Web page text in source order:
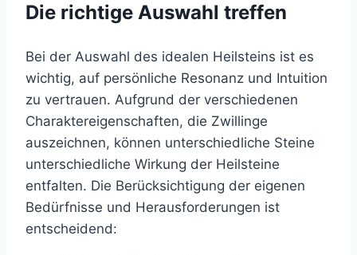
Die richtige Auswahl treffen
Bei der Auswahl des idealen Heilsteins ist es
wichtig, auf persönliche Resonanz und Intuition
zu vertrauen. Aufgrund der verschiedenen
Charaktereigenschaften, die Zwillinge
auszeichnen, können unterschiedliche Steine
unterschiedliche Wirkung der Heilsteine
entfalten. Die Berücksichtigung der eigenen
Bedürfnisse und Herausforderungen ist
entscheidend: